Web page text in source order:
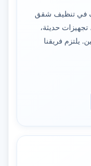
في تنظيف شقق
حديثة،
يلتزم فريقنا